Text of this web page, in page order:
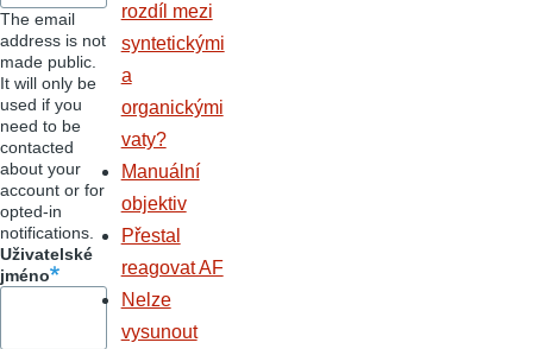
The email
address is not
made public.
It will only be
used if you
need to be
contacted
about your
account or for
opted-in
notifications.
Uživatelské
jméno
rozdíl mezi
syntetickými
a
organickými
vaty?
Manuální
objektiv
Přestal
reagovat AF
Nelze
vysunout